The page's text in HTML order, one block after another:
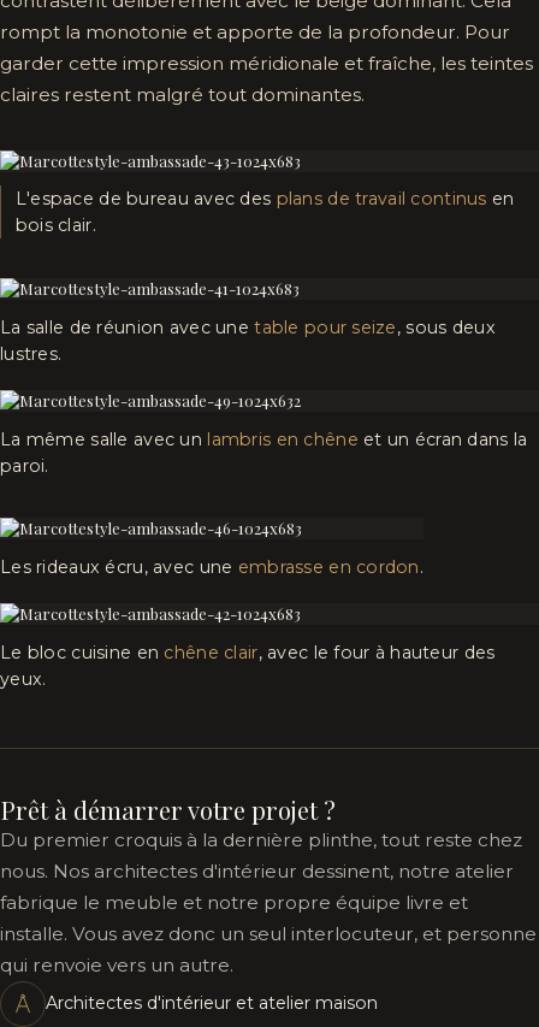
rompt la monotonie et apporte de la profondeur. Pour
garder cette impression méridionale et fraîche, les teintes
claires restent malgré tout dominantes.
L'espace de bureau avec des plans de travail continus en
bois clair.
La salle de réunion avec unetable pour seize, sous deux
lustres.
La même salle avec un lambris en chêne et un écran dans la
paroi.
Les rideaux écru, avec une embrasse en cordon.
Le bloc cuisine en chêne clair, avec le four à hauteur des
yeux.
Prêt à démarrer votre projet ?
Du premier croquis à la dernière plinthe, tout reste chez
nous. Nos architectes d'intérieur dessinent, notre atelier
fabrique le meuble et notre propre équipe livre et
installe. Vous avez donc un seul interlocuteur, et personne
qui renvoie vers un autre.
Architectes d'intérieur et atelier maison